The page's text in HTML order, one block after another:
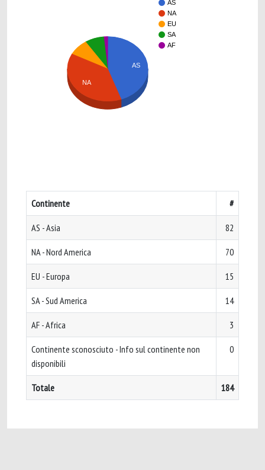
AS
NA
EU
SA
AF
AS
NA
Continente #
AS - Asia 82
NA - Nord America 70
EU - Europa 15
SA - Sud America 14
AF - Africa 3
Continente sconosciuto - Info sul continente non
disponibili
0
Totale 184